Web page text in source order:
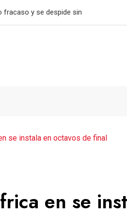
mantiene el paso perfecto
se instala en octavos de final
en se